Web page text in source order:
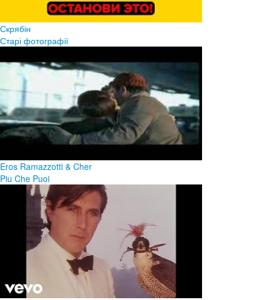
Скрябін
Старі фотографії
Eros Ramazzotti & Cher
Piu Che Puoi